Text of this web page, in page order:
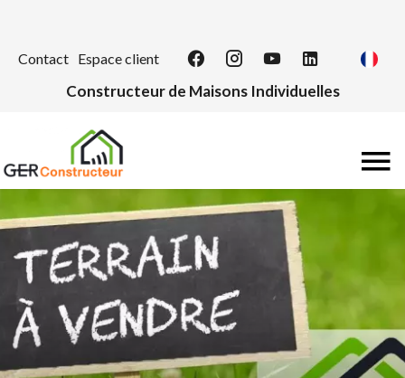
Contact Espace client
Constructeur de Maisons Individuelles